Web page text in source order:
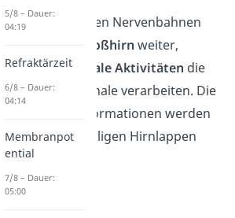
Anschließend leiten Nervenbahnen
Großhirn weiter,
währendneuronale Aktivitäten die
eingehenden Signale verarbeiten. Die
eingehenden Informationen werden
dann in den jeweiligen Hirnlappen
gesendet.
5/8 – Dauer:
04:19
Refraktärzeit
6/8 – Dauer:
04:14
Membranpot
ential
7/8 – Dauer:
05:00